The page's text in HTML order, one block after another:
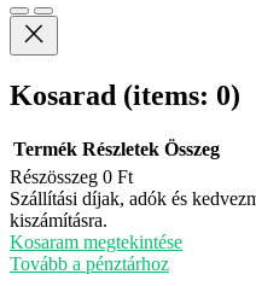
Kosarad (items: 0)
Termékek
a
kosárban
Termék Részletek Összeg
Részösszeg 0 Ft
Szállítási díjak, adók és
kiszámításra.
Kosaram megtekintése
Tovább a pénztárhoz